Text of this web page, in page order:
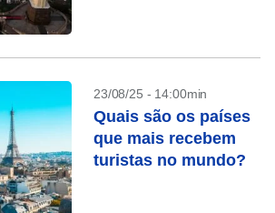
23/08/25 - 14:00min
Quais são os países
que mais recebem
turistas no mundo?